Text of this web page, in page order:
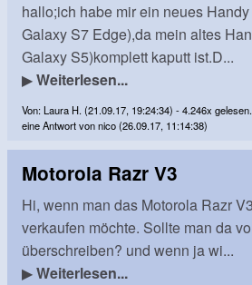
hallo;ich habe mir ein neues
Galaxy S7 Edge),da mein altes
Galaxy S5)komplett kaputt ist.D...
▶Weiterlesen...
Von: Laura H. (21.09.17, 19:24:34) - 4.246x gelesen.
eine Antwort von nico (26.09.17, 11:14:38)
Motorola Razr V3
Hi, wenn man das Motorola Razr
verkaufen möchte. Sollte man da
überschreiben? und wenn ja wi...
▶Weiterlesen...